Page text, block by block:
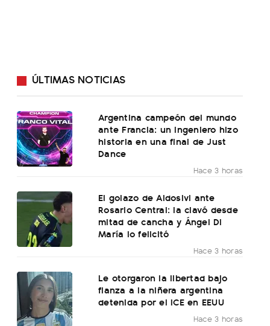
ÚLTIMAS NOTICIAS
Argentina campeón del mundo
ante Francia: un ingeniero hizo
historia en una final de Just
Dance
Hace 3 horas
El golazo de Aldosivi ante
Rosario Central: la clavó desde
mitad de cancha y Ángel Di
María lo felicitó
Hace 3 horas
Le otorgaron la libertad bajo
fianza a la niñera argentina
detenida por el ICE en EEUU
Hace 3 horas